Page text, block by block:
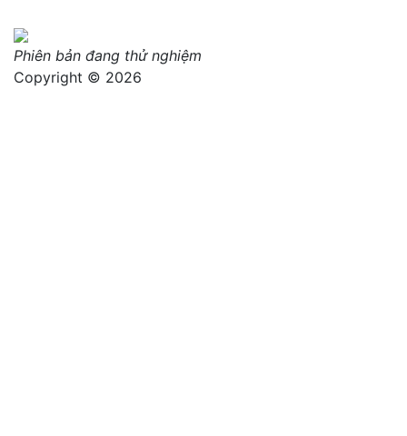
Phiên bản đang thử nghiệm
Copyright © 2026